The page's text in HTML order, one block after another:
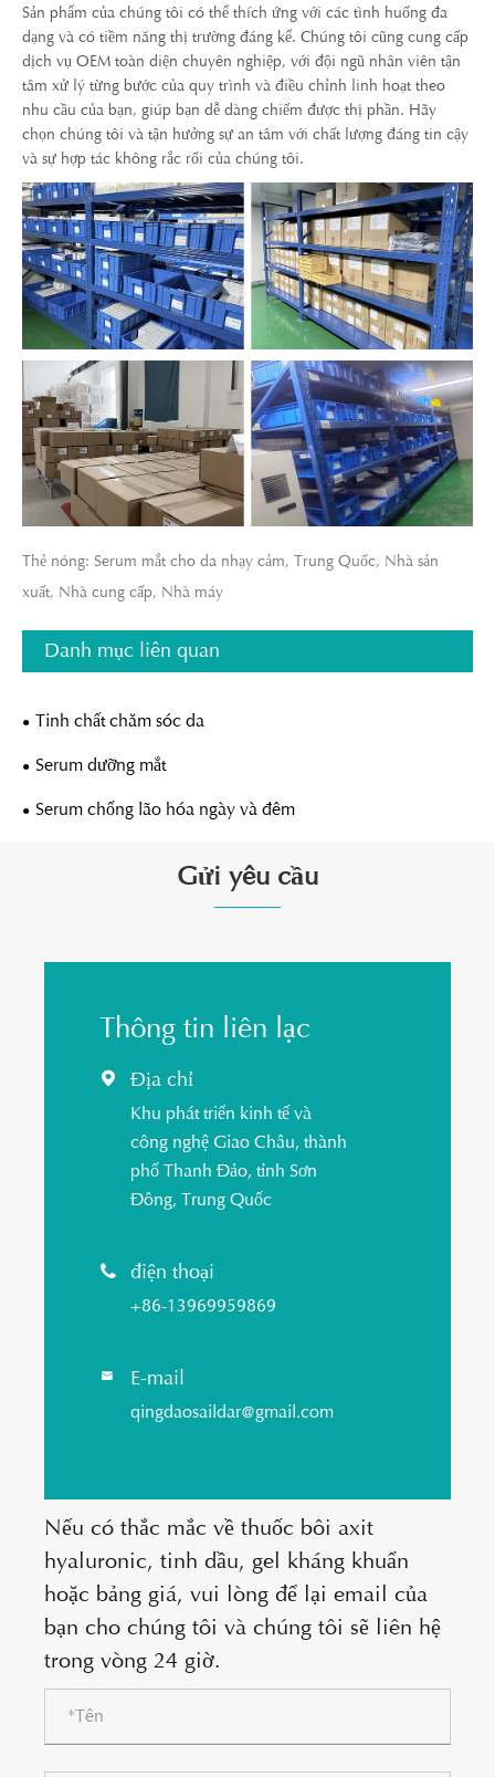
Sản phẩm của chúng tôi có thể thích ứng với các tình huống đa
dạng và có tiềm năng thị trường đáng kể. Chúng tôi cũng cung cấp
dịch vụ OEM toàn diện chuyên nghiệp, với đội ngũ nhân viên tận
tâm xử lý từng bước của quy trình và điều chỉnh linh hoạt theo
nhu cầu của bạn, giúp bạn dễ dàng chiếm được thị phần. Hãy
chọn chúng tôi và tận hưởng sự an tâm với chất lượng đáng tin cậy
và sự hợp tác không rắc rối của chúng tôi.
Thẻ nóng: Serum mắt cho da nhạy cảm, Trung Quốc, Nhà sản
xuất, Nhà cung cấp, Nhà máy
Danh mục liên quan
Tinh chất chăm sóc da
Serum dưỡng mắt
Serum chống lão hóa ngày và đêm
Gửi yêu cầu
Thông tin liên lạc
 Địa chỉ
Khu phát triển kinh tế và
công nghệ Giao Châu, thành
phố Thanh Đảo, tỉnh Sơn
Đông, Trung Quốc
 điện thoại
+86-13969959869
 E-mail
qingdaosaildar@gmail.com
Nếu có thắc mắc về thuốc bôi axit
hyaluronic, tinh dầu, gel kháng khuẩn
hoặc bảng giá, vui lòng để lại email của
bạn cho chúng tôi và chúng tôi sẽ liên hệ
trong vòng 24 giờ.